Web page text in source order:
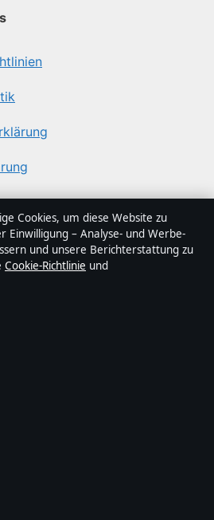
digitaler
Fokus auf Politik, Wirtschaft,
in Deutschland. Jeder Artikel
Cookies, um diese Website zu
– Analyse- und Werbe-
und unsere Berichterstattung zu
Cookie-Richtlinie und